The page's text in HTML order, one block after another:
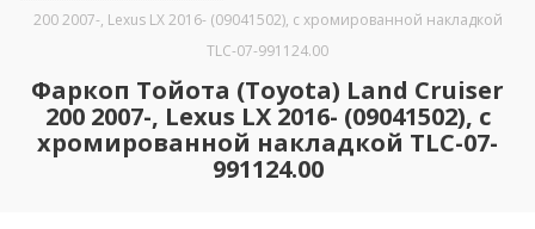
200 2007-, Lexus LX 2016- (09041502), с хромированной накладкой
TLC-07-991124.00
Фаркоп Тойота (Toyota) Land Cruiser
200 2007-, Lexus LX 2016- (09041502), с
хромированной накладкой TLC-07-
991124.00